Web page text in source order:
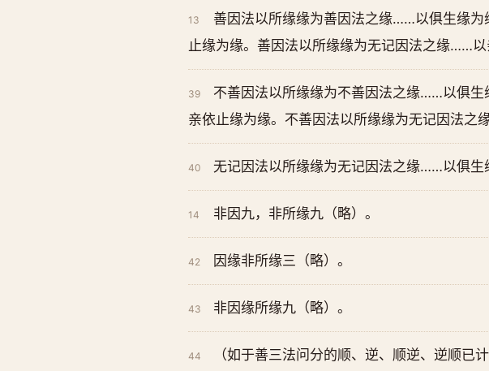
13
善因法以所缘缘为善因法之缘……以俱生缘
止缘为缘。善因法以所缘缘为无记因法之缘……以
39
不善因法以所缘缘为不善因法之缘……以俱
亲依止缘为缘。不善因法以所缘缘为无记因法之
40 无记因法以所缘缘为无记因法之缘……以俱生
14 非因九，非所缘九（略）。
42 因缘非所缘三（略）。
43 非因缘所缘九（略）。
44 （如于善三法问分的顺、逆、顺逆、逆顺已